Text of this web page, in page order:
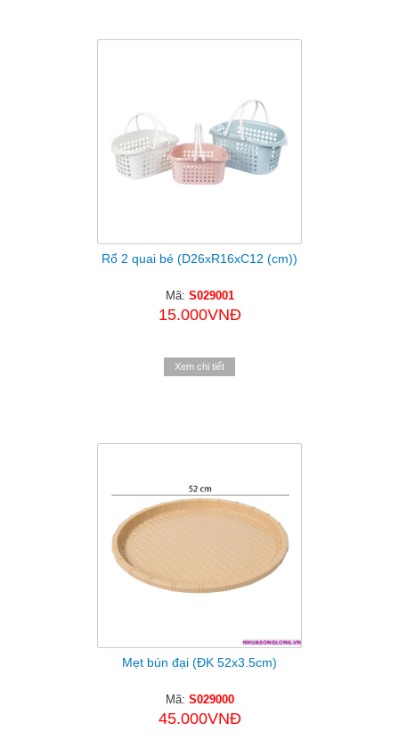
Rổ 2 quai bé (D26xR16xC12 (cm))
Mã: S029001
15.000VNĐ
Xem chi tiết
Mẹt bún đại (ĐK 52x3.5cm)
Mã: S029000
45.000VNĐ